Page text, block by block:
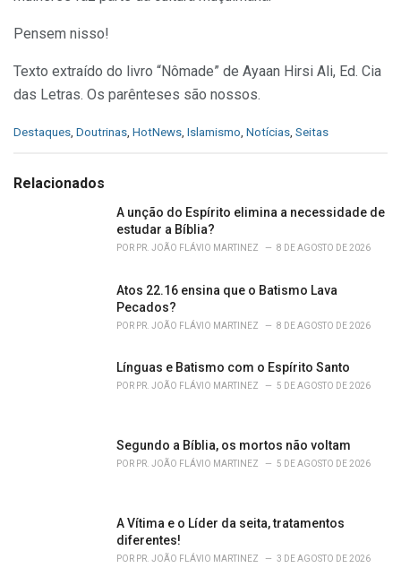
Pensem nisso!
Texto extraído do livro “Nômade” de Ayaan Hirsi Ali, Ed. Cia
das Letras. Os parênteses são nossos.
C
e
Destaques Doutrinas HotNews Islamismo Notícias Seitas
Relacionados
A unção do Espírito elimina a necessidade de
estudar a Bíblia?
POR PR. JOÃO FLÁVIO MARTINEZ 8 DE AGOSTO DE 2026
Atos 22.16 ensina que o Batismo Lava
Pecados?
POR PR. JOÃO FLÁVIO MARTINEZ 8 DE AGOSTO DE 2026
Línguas e Batismo com o Espírito Santo
POR PR. JOÃO FLÁVIO MARTINEZ 5 DE AGOSTO DE 2026
Segundo a Bíblia, os mortos não voltam
POR PR. JOÃO FLÁVIO MARTINEZ 5 DE AGOSTO DE 2026
A Vítima e o Líder da seita, tratamentos
diferentes!
POR PR. JOÃO FLÁVIO MARTINEZ 3 DE AGOSTO DE 2026